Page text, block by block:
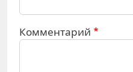
Комментарий